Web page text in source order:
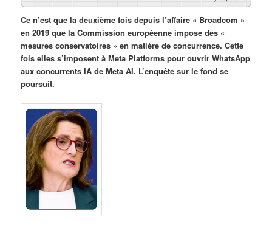
Ce n’est que la deuxième fois depuis l’affaire « Broadcom »
en 2019 que la Commission européenne impose des «
mesures conservatoires » en matière de concurrence. Cette
fois elles s’imposent à Meta Platforms pour ouvrir WhatsApp
aux concurrents IA de Meta AI. L’enquête sur le fond se
poursuit.